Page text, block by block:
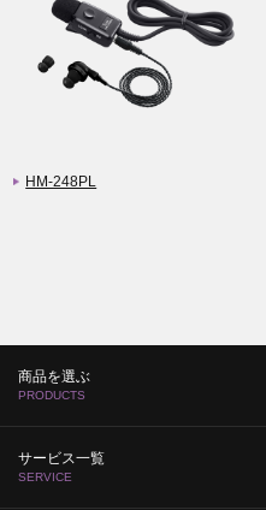
HM-248PL
商品を選ぶ
PRODUCTS
サービス一覧
SERVICE